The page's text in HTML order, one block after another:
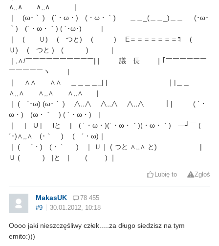
∧,,∧ ∧,,∧ ｜
｜ (ω･｀ ) (´・ω・) (・ω・｀) ＿＿_(＿＿_)＿＿ (･ω･
｀) (´・ω・｀) ( ´･ω･) |
｜ ( Ｕ) ( つと) ( ) E＝＝＝＝＝＝＝ﾖ (
Ｕ) ( つと ) ( ) ｜
｜,∧/￣￣￣￣￣￣￣￣￣￣| | 議 長 ｜｢￣￣￣￣￣￣
￣￣￣￣￣ヽ |
｜ ∧∧ ∧∧ ＿＿＿＿_| | ｜|＿＿
∧,,∧ ∧,,∧ ∧,,∧ |
｜ ( ´･ω) (ω･｀ ) ∧,,∧ ∧,,∧ ∧,,∧ ｜| ( ´・
ω・) (ω・｀ ) ( ´・ω・) |
｜ | U | lと | ( ´・ω・)(´・ω・｀)(・ω・｀) ―┘￣ (
´･)∧,,∧ (･｀ ) ( ´・ω)｜
｜ ( ´・) (・｀ ) ｜ Ｕ｜ ( つと ∧,,∧ と) |
Ｕ ( ) |と | ( ) ｜
Lubię to Zgłoś
MakasUK
78 455
#9
30.01.2012, 10:18
Oooo jaki nieszczęśliwy człek.....za długo siedzisz na tym
emito:)))